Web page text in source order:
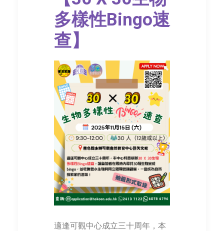
多樣性Bingo速
查】
適逢可觀中心成立三十周年，本